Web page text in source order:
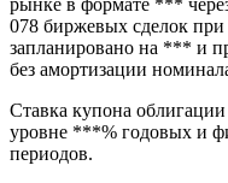
рынке в формате ***
078 биржевых сделок
запланировано на *** и
без амортизации
Ставка купона
уровне ***% годовых и
периодов.